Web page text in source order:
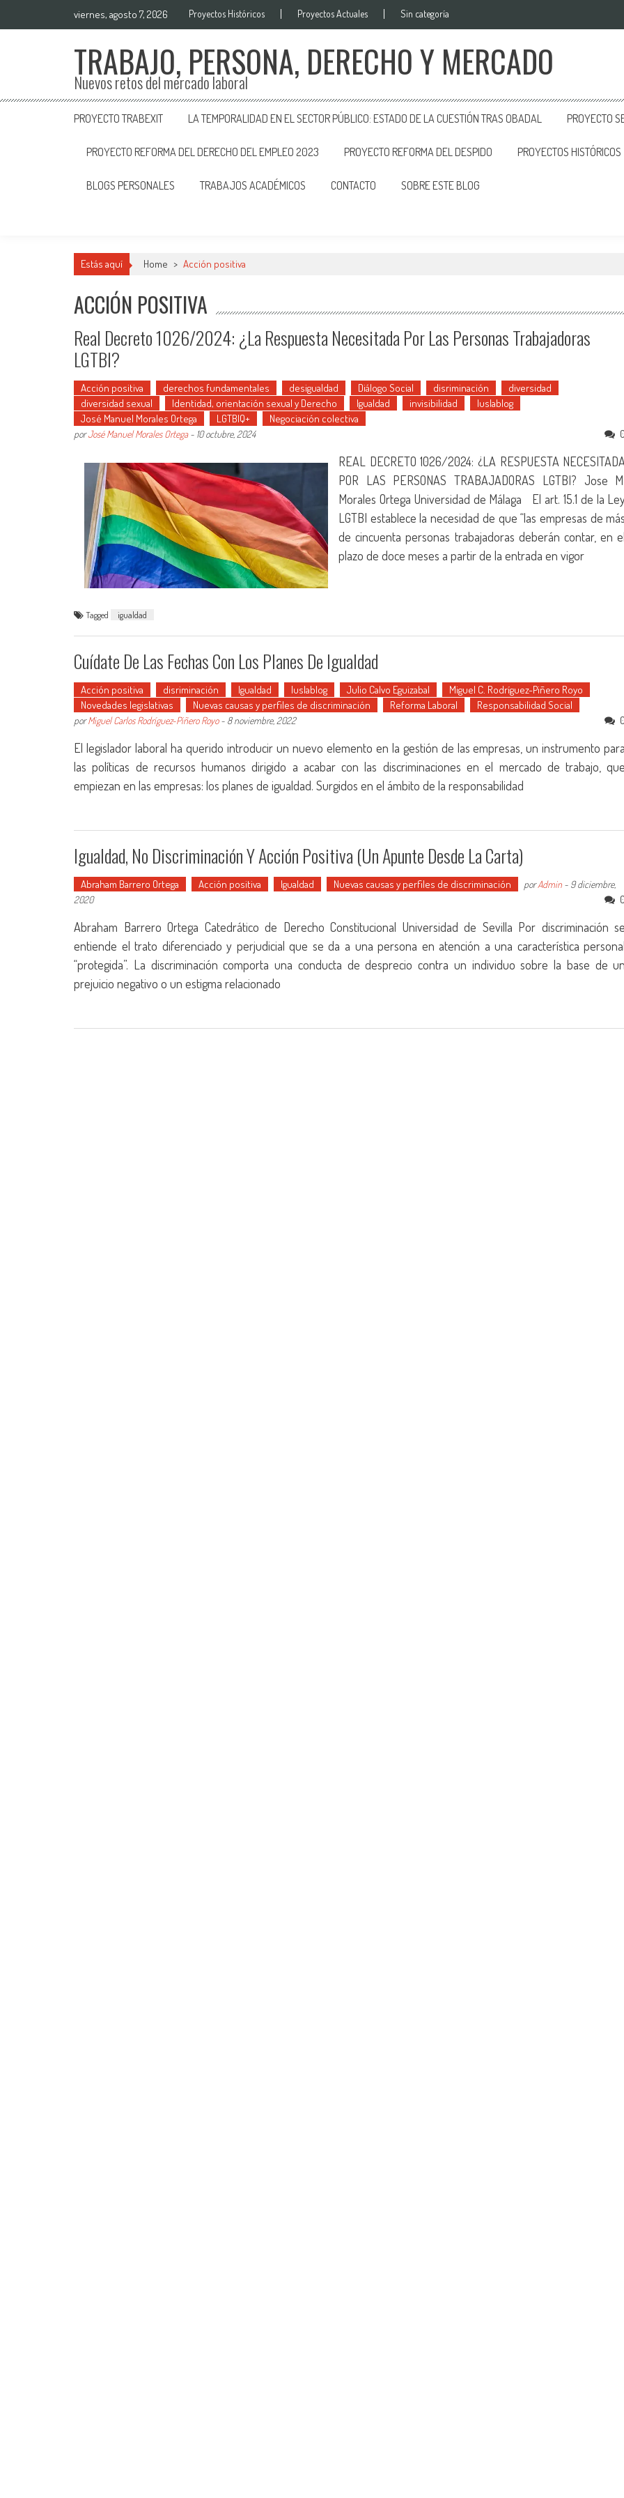
viernes, agosto 7, 2026 Proyectos Históricos Proyectos Actuales Sin categoría
TRABAJO, PERSONA, DERECHO Y MERCADO
Nuevos retos del mercado laboral
PROYECTO TRABEXIT LA TEMPORALIDAD EN EL SECTOR PÚBLICO: ESTADO DE LA CUESTIÓN TRAS OBADAL PROYECTO
PROYECTO REFORMA DEL DERECHO DEL EMPLEO 2023 PROYECTO REFORMA DEL DESPIDO PROYECTOS HISTÓRICOS
BLOGS PERSONALES TRABAJOS ACADÉMICOS CONTACTO SOBRE ESTE BLOG
Estás aquí Home > Acción positiva
ACCIÓN POSITIVA
Real Decreto 1026/2024: ¿La Respuesta Necesitada Por Las Personas Trabajadoras
LGTBI?
Acción positiva derechos fundamentales desigualdad Diálogo Social disriminación
diversidad
diversidad sexual
Identidad, orientación sexual y Derecho Igualdad invisibilidad
Iuslablog
José Manuel Morales Ortega
LGTBIQ+ Negociación colectiva
porJosé Manuel Morales Ortega- 10 octubre, 2024
REAL DECRETO 1026/2024: ¿LA RESPUESTA
POR LAS PERSONAS TRABAJADORAS LGTBI? Jose
Morales Ortega Universidad de Málaga El art. 15.1 de la
LGTBI establece la necesidad de que “las empresas de
de cincuenta personas trabajadoras deberán contar, en
plazo de doce meses a partir de la entrada en vigor
Tagged igualdad
Cuídate De Las Fechas Con Los Planes De Igualdad
Acción positiva disriminación Igualdad Iuslablog Julio Calvo Eguizabal
Miguel C. Rodríguez-Piñero Royo
Novedades legislativas
Nuevas causas y perfiles de discriminación Reforma Laboral Responsabilidad Social
porMiguel Carlos Rodríguez-Piñero Royo- 8 noviembre, 2022
El legislador laboral ha querido introducir un nuevo elemento en la gestión de las empresas, un instrumento
las políticas de recursos humanos dirigido a acabar con las discriminaciones en el mercado de trabajo,
empiezan en las empresas: los planes de igualdad. Surgidos en el ámbito de la responsabilidad
Igualdad, No Discriminación Y Acción Positiva (un Apunte Desde La Carta)
Abraham Barrero Ortega Acción positiva Igualdad Nuevas causas y perfiles de discriminación porAdmin - 9 diciembre,
2020
Abraham Barrero Ortega Catedrático de Derecho Constitucional Universidad de Sevilla Por discriminación
entiende el trato diferenciado y perjudicial que se da a una persona en atención a una característica
“protegida”. La discriminación comporta una conducta de desprecio contra un individuo sobre la base de
prejuicio negativo o un estigma relacionado